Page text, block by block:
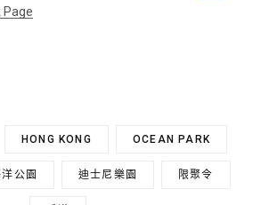
Page
HONG KONG OCEAN PARK
公園 迪士尼樂園 限聚令